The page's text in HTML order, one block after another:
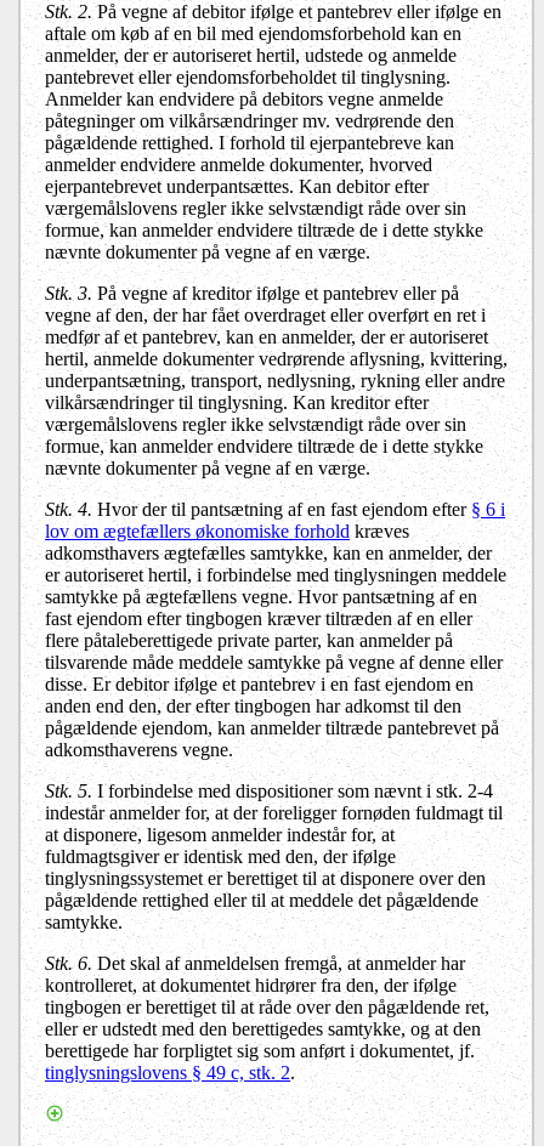
Stk. 2.På vegne af debitor ifølge et pantebrev eller ifølge en
aftale om køb af en bil med ejendomsforbehold kan en
anmelder, der er autoriseret hertil, udstede og anmelde
pantebrevet eller ejendomsforbeholdet til tinglysning.
Anmelder kan endvidere på debitors vegne anmelde
påtegninger om vilkårsændringer mv. vedrørende den
pågældende rettighed. I forhold til ejerpantebreve kan
anmelder endvidere anmelde dokumenter, hvorved
ejerpantebrevet underpantsættes. Kan debitor efter
værgemålslovens regler ikke selvstændigt råde over sin
formue, kan anmelder endvidere tiltræde de i dette stykke
nævnte dokumenter på vegne af en værge.
Stk. 3. På vegne af kreditor ifølge et pantebrev eller på
vegne af den, der har fået overdraget eller overført en ret i
medfør af et pantebrev, kan en anmelder, der er autoriseret
hertil, anmelde dokumenter vedrørende aflysning, kvittering,
underpantsætning, transport, nedlysning, rykning eller andre
vilkårsændringer til tinglysning. Kan kreditor efter
værgemålslovens regler ikke selvstændigt råde over sin
formue, kan anmelder endvidere tiltræde de i dette stykke
nævnte dokumenter på vegne af en værge.
Stk. 4. Hvor der til pantsætning af en fast ejendom efter § 6 i
lov om ægtefællers økonomiske forholdkræves
adkomsthavers ægtefælles samtykke, kan en anmelder, der
er autoriseret hertil, i forbindelse med tinglysningen meddele
samtykke på ægtefællens vegne. Hvor pantsætning af en
fast ejendom efter tingbogen kræver tiltræden af en eller
flere påtaleberettigede private parter, kan anmelder på
tilsvarende måde meddele samtykke på vegne af denne eller
disse. Er debitor ifølge et pantebrev i en fast ejendom en
anden end den, der efter tingbogen har adkomst til den
pågældende ejendom, kan anmelder tiltræde pantebrevet på
adkomsthaverens vegne.
Stk. 5.I forbindelse med dispositioner som nævnt i stk. 2-4
indestår anmelder for, at der foreligger fornøden fuldmagt til
at disponere, ligesom anmelder indestår for, at
fuldmagtsgiver er identisk med den, der ifølge
tinglysningssystemet er berettiget til at disponere over den
pågældende rettighed eller til at meddele det pågældende
samtykke.
Stk. 6. Det skal af anmeldelsen fremgå, at anmelder har
kontrolleret, at dokumentet hidrører fra den, der ifølge
tingbogen er berettiget til at råde over den pågældende ret,
eller er udstedt med den berettigedes samtykke, og at den
berettigede har forpligtet sig som anført i dokumentet, jf.
tinglysningslovens § 49 c, stk. 2.